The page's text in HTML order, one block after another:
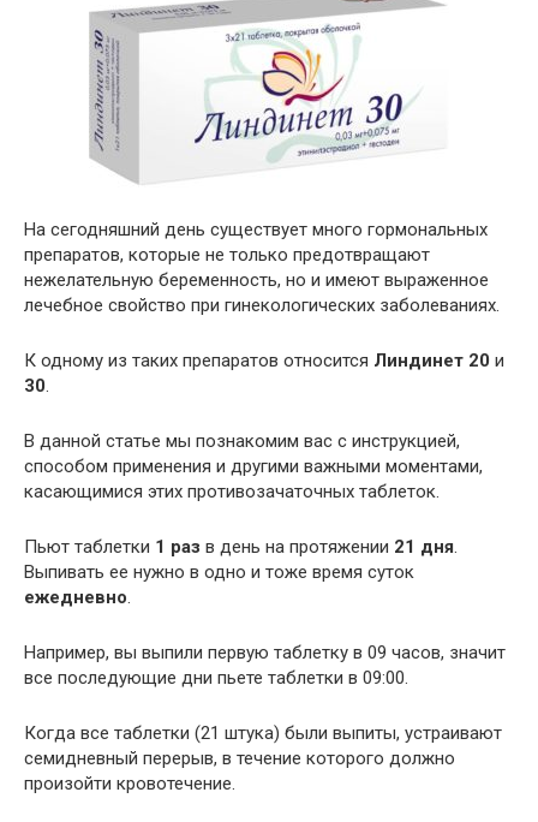
На сегодняшний день существует много гормональных
препаратов, которые не только предотвращают
нежелательную беременность, но и имеют выраженное
лечебное свойство при гинекологических заболеваниях.
К одному из таких препаратов относится Линдинет 20 и
30.
В данной статье мы познакомим вас с инструкцией,
способом применения и другими важными моментами,
касающимися этих противозачаточных таблеток.
Пьют таблетки 1 раз в день на протяжении 21 дня.
Выпивать ее нужно в одно и тоже время суток
ежедневно.
Например, вы выпили первую таблетку в 09 часов, значит
все последующие дни пьете таблетки в 09:00.
Когда все таблетки (21 штука) были выпиты, устраивают
семидневный перерыв, в течение которого должно
произойти кровотечение.